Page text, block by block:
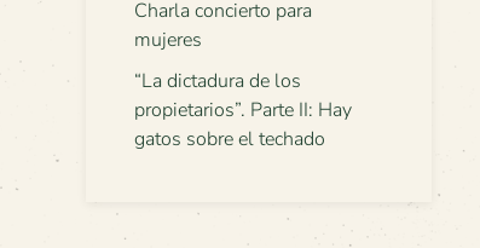
Charla concierto para
mujeres
“La dictadura de los
propietarios”. Parte II: Hay
gatos sobre el techado